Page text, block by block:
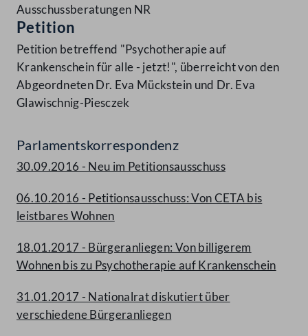
Ausschussberatungen NR
Petition
Petition betreffend "Psychotherapie auf
Krankenschein für alle - jetzt!", überreicht von den
Abgeordneten Dr. Eva Mückstein und Dr. Eva
Glawischnig-Piesczek
Parlamentskorrespondenz
30.09.2016 - Neu im Petitionsausschuss
06.10.2016 - Petitionsausschuss: Von CETA bis
leistbares Wohnen
18.01.2017 - Bürgeranliegen: Von billigerem
Wohnen bis zu Psychotherapie auf Krankenschein
31.01.2017 - Nationalrat diskutiert über
verschiedene Bürgeranliegen